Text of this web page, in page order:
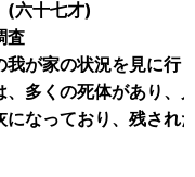
六十七才)
査
我が家の状況を見に行
、多くの死体があり、
になっており、残され